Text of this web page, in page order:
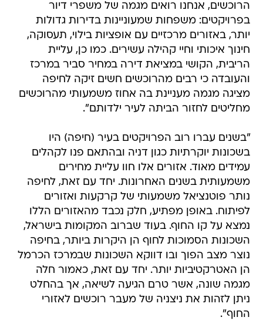
הרוכשים, אנחנו רואים מגמה של משפרי דיור
בפרויקטים: משפחות שמעוניינות בדירות גדולות
יותר, באזורים מרכזיים עם אופציות בילוי, תעסוקה,
חינוך איכותי וחיי קהילה עשירים. כמו כן, עליית
הריבית, הקושי במציאת דירה במחיר סביר במרכז
והעובדה כי רבים מהרוכשים חשים זיקה לחיפה
מציגה מגמה מעניינת בה אחוז משמעותי מהרוכשים
מחליטים לחזור הביתה לעיר ילדותם".
"בשנים עברו רוב הפרויקטים בעיר (חיפה) היו
בשכונות יוקרתיות כגון דניה ובהתאם פנו לקהלים
עמידים מאוד. אזורים אלו חוו עליית מחירים
משמעותית בשנים האחרונות. יחד עם זאת, לחיפה
נותר פוטנציאל משמעותי של קרקעות ואזורים
לפיתוח. באופן מפתיע, חלק נכבד מהאזורים הללו
נמצא על קו החוף. בעוד שברוב המקומות בישראל,
השכונות הסמוכות לחוף הן היקרות ביותר, בחיפה
נוצר מצב הפוך ובו דווקא השכונות שבמרכז הכרמל
הן האטרקטיביות יותר. יחד עם זאת, כאמור חלה
מגמה שונה, אשר טרם הגיעה לשיאה, אך בהחלט
ניתן לזהות את ניצניה של מעבר רוכשים לאזורי
החוף".